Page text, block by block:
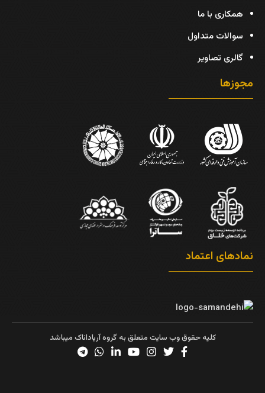
همکاری با ما
سوالات متداول
گالری تصاویر
مجوزها
نمادهای اعتماد
کلیه حقوق وب سایت متعلق به گروه آریاداناک میباشد